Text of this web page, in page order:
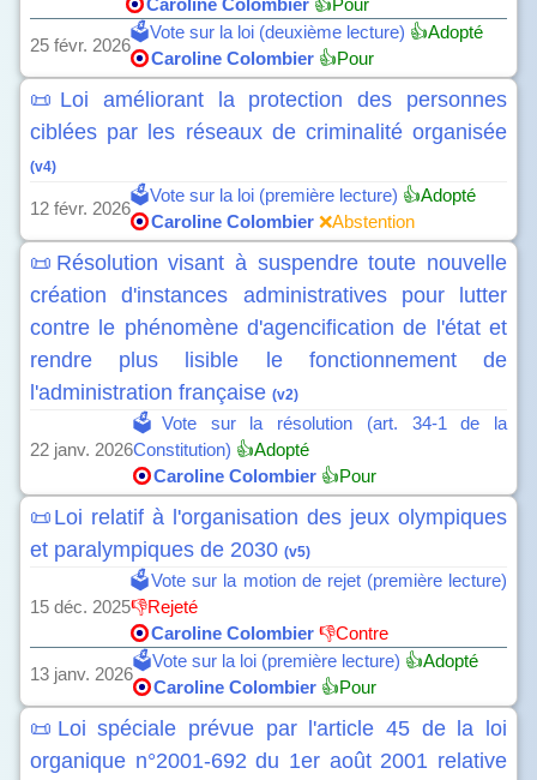
Caroline Colombier 👍Pour
25 févr. 2026
🗳️Vote sur la loi (deuxième lecture) 👍Adopté
Caroline Colombier 👍Pour
📜Loi améliorant la protection des personnes
ciblées par les réseaux de criminalité organisée
(v4)
12 févr. 2026
🗳️Vote sur la loi (première lecture) 👍Adopté
Caroline Colombier ❌Abstention
📜Résolution visant à suspendre toute nouvelle
création d'instances administratives pour lutter
contre le phénomène d'agencification de l'état et
rendre plus lisible le fonctionnement de
l'administration française (v2)
22 janv. 2026
🗳️Vote sur la résolution (art. 34-1 de la
Constitution) 👍Adopté
Caroline Colombier 👍Pour
📜Loi relatif à l'organisation des jeux olympiques
et paralympiques de 2030 (v5)
15 déc. 2025
🗳️Vote sur la motion de rejet (première lecture)
👎Rejeté
Caroline Colombier 👎Contre
13 janv. 2026
🗳️Vote sur la loi (première lecture) 👍Adopté
Caroline Colombier 👍Pour
📜Loi spéciale prévue par l'article 45 de la loi
organique n°2001-692 du 1er août 2001 relative